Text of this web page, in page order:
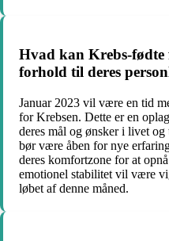
Hvad kan Krebs-
forhold til deres
Januar 2023 vil være en tid
for Krebsen. Dette er en
deres mål og ønsker i livet
bør være åben for nye
deres komfortzone for at
emotionel stabilitet vil være
løbet af denne måned.